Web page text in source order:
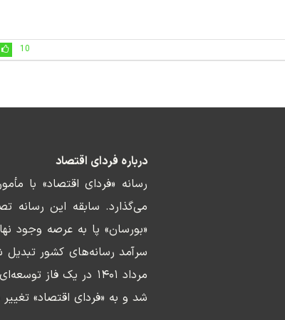
10
درباره فردای اقتصاد
رسانه «فردای اقتصاد» با
«بورسان» پا به عرصه وجود
سرآمد رسانه‌های کشور
مرداد ۱۴۰۱ در یک
شد و به «فردای اقتصاد»